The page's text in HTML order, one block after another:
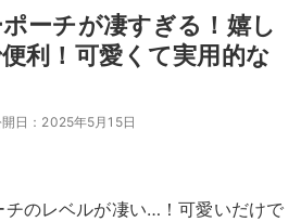
ーチが凄すぎる！嬉し
利！可愛くて実用的な
日：2025年5月15日
チのレベルが凄い…！可愛いだけで